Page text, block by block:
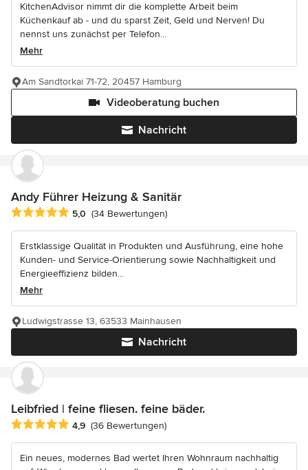
KitchenAdvisor nimmt dir die komplette Arbeit beim
Küchenkauf ab - und du sparst Zeit, Geld und Nerven! Du
nennst uns zunächst per Telefon...
Mehr
Nachricht
Videoberatung buchen
Am Sandtorkai 71-72, 20457 Hamburg
Andy Führer Heizung & Sanitär
Durchschnittliche Bewertung: 5 von 5 Sternen
5,0 (34 Bewertungen)
Erstklassige Qualität in Produkten und Ausführung, eine hohe
Kunden- und Service-Orientierung sowie Nachhaltigkeit und
Energieeffizienz bilden...
Mehr
Nachricht
Ludwigstrasse 13, 63533 Mainhausen
Leibfried | feine fliesen. feine bäder.
Durchschnittliche Bewertung: 4.9 von 5 Sternen
4,9 (36 Bewertungen)
Ein neues, modernes Bad wertet Ihren Wohnraum nachhaltig